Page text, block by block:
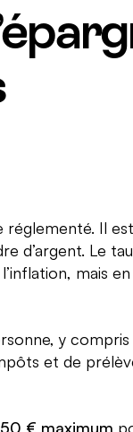
Il
d’argent. Le
mais
y compris
et de
€ maximum